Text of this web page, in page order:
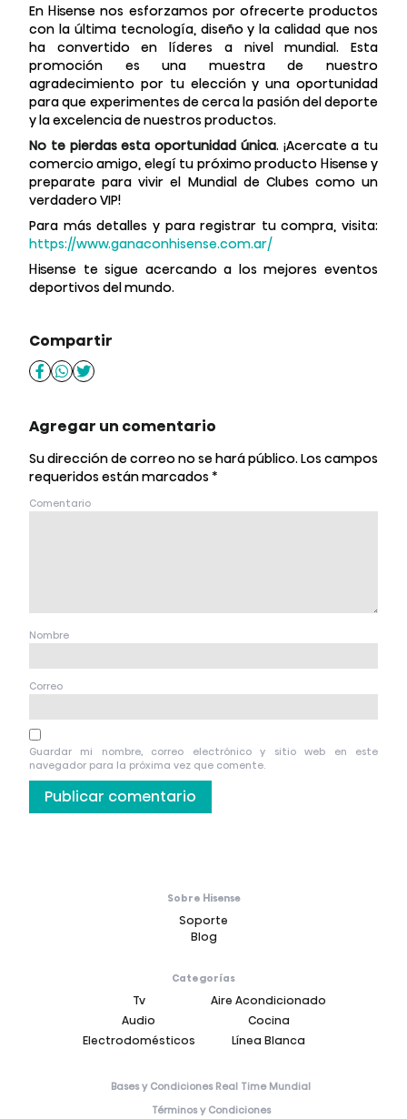
En Hisense nos esforzamos por ofrecerte productos
con la última tecnología, diseño y la calidad que nos
ha convertido en líderes a nivel mundial. Esta
promoción es una muestra de nuestro
agradecimiento por tu elección y una oportunidad
para que experimentes de cerca la pasión del deporte
y la excelencia de nuestros productos.
No te pierdas esta oportunidad única. ¡Acercate a tu
comercio amigo, elegí tu próximo producto Hisense y
preparate para vivir el Mundial de Clubes como un
verdadero VIP!
Para más detalles y para registrar tu compra, visita:
https://www.ganaconhisense.com.ar/
Hisense te sigue acercando a los mejores eventos
deportivos del mundo.
Compartir
Agregar un comentario
Su dirección de correo no se hará público. Los campos
requeridos están marcados *
Comentario
Nombre
Correo
Guardar mi nombre, correo electrónico y sitio web en este
navegador para la próxima vez que comente.
Sobre Hisense
Soporte
Blog
Categorías
Tv
Aire Acondicionado
Audio
Cocina
Electrodomésticos
Línea Blanca
Bases y Condiciones Real Time Mundial
Términos y Condiciones